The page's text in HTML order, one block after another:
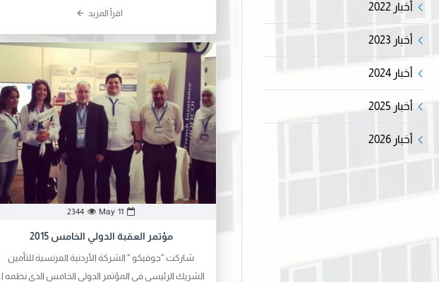
أخبار 2022
أخبار 2023
أخبار 2024
أخبار 2025
أخبار 2026
اقرأ المزيد
11
May
2344
مؤتمر العقبة الدولي الخامس 2015
شاركت “جوفيكو “ الشركة الأردنية الفرنسية للتأمين
الشريك الرئيسي في المؤتمر الدولي الخامس الذي نظمه ا..